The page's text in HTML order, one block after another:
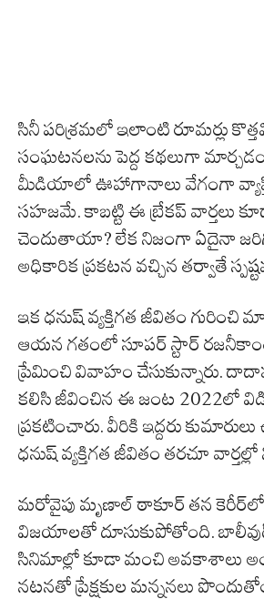
సినీ పరిశ్రమలో ఇలాంటి రూమర్లు
సంఘటనలను పెద్ద కథలుగా
మీడియాలో ఊహాగానాలు వేగంగా
సహజమే. కాబట్టి ఈ బ్రేకప్ వార్తలు
చెందుతాయా? లేక నిజంగా ఏదైనా
అధికారిక ప్రకటన వచ్చిన తర్వాతే
ఇక ధనుష్ వ్యక్తిగత జీవితం గురించి
ఆయన గతంలో సూపర్ స్టార్
ప్రేమించి వివాహం చేసుకున్నారు.
కలిసి జీవించిన ఈ జంట 2022లో
ప్రకటించారు. వీరికి ఇద్దరు
ధనుష్ వ్యక్తిగత జీవితం తరచూ వార్తల్లో
మరోవైపు మృణాల్ ఠాకూర్ తన కెరీర్‌లో
విజయాలతో దూసుకుపోతోంది.
సినిమాల్లో కూడా మంచి అవకాశాలు
నటనతో ప్రేక్షకుల మన్ననలు